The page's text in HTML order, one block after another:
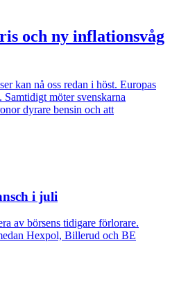
och ny inflationsvåg
kan nå oss redan i höst. Europas
möter svenskarna
dyrare bensin och att
i juli
av börsens tidigare förlorare.
Hexpol, Billerud och BE